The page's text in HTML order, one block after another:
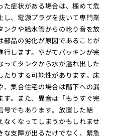
た症状がある場合は、極めて危
し、電源プラグを抜いて専門業
クや給水管からの唸り音を放
部品の劣化が原因であることが
行します。やがてパッキンが完
てタンクから水が溢れ出した
たりする可能性があります。床
、集合住宅の場合は階下への漏
。また、異音は「もうすぐ完
号でもあります。放置した結
くなってしまうかもしれませ
な支障が出るだけでなく、緊急